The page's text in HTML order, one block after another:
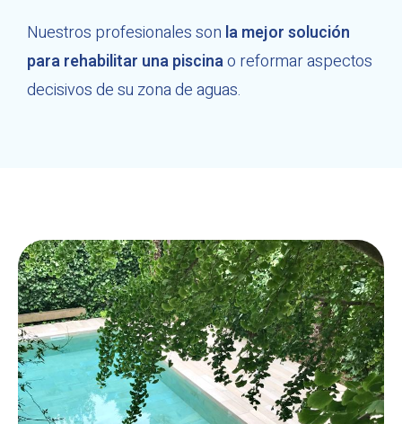
Nuestros profesionales son la mejor solución
para rehabilitar una piscinao reformar aspectos
decisivos de su zona de aguas.